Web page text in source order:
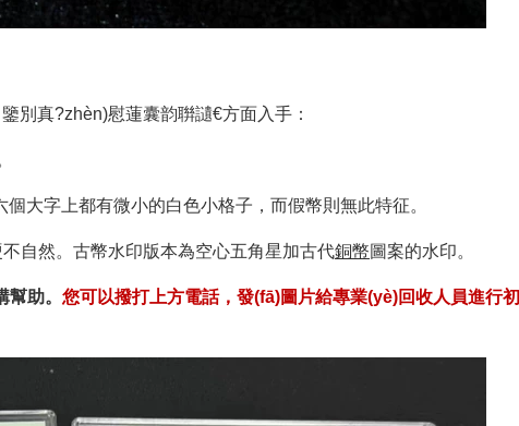
鑒別真?zhèn)慰蓮囊韵聨讉€方面入手：
大字上都有微小的白色小格子，而假幣則無此特征。
然。古幣水印版本為空心五角星加古代銅幣圖案的水印。
。 您可以撥打上方電話，發(fā)圖片給專業(yè)回收人員進行初